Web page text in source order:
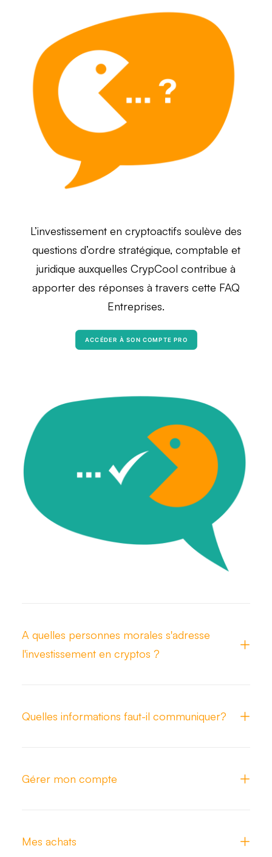
L’investissement en cryptoactifs soulève des
questions d’ordre stratégique, comptable et
juridique auxquelles CrypCool contribue à
apporter des réponses à travers cette FAQ
Entreprises.
ACCÉDER À SON COMPTE PRO
A quelles personnes morales s'adresse
l'investissement en cryptos ?
Quelles informations faut-il communiquer?
Gérer mon compte
Mes achats